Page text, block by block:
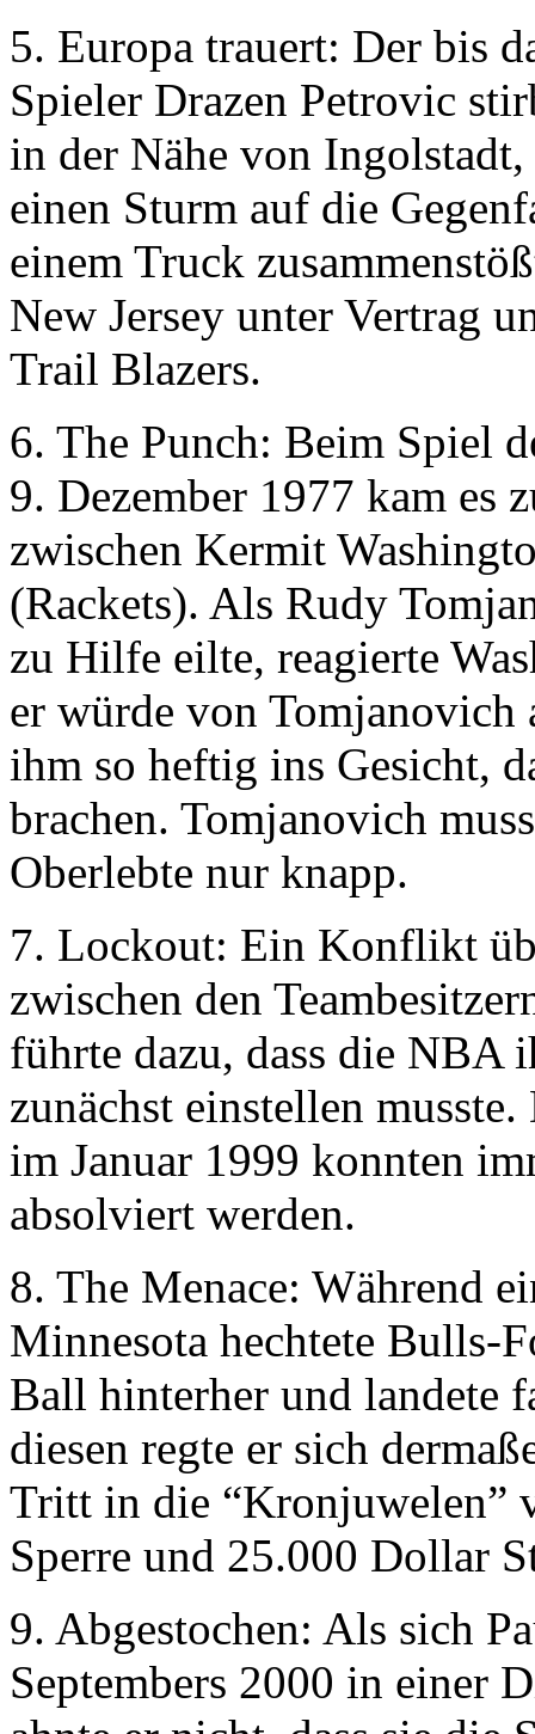
5. Europa trauert: Der bis
Spieler Drazen Petrovic
in der Nähe von
einen Sturm auf die
einem Truck
New Jersey unter Vertrag
Trail Blazers.
6. The Punch: Beim Spiel
9. Dezember 1977 kam es
zwischen Kermit
(Rackets). Als Rudy
zu Hilfe eilte, reagierte
er würde von Tomjanovich
ihm so heftig ins Gesicht,
brachen. Tomjanovich
Oberlebte nur knapp.
7. Lockout: Ein Konflikt
zwischen den
führte dazu, dass die NBA
zunächst einstellen
im Januar 1999 konnten
absolviert werden.
8. The Menace: Während
Minnesota hechtete Bulls-
Ball hinterher und landete
diesen regte er sich
Tritt in die “Kronjuwelen”
Sperre und 25.000 Dollar
9. Abgestochen: Als sich
Septembers 2000 in einer